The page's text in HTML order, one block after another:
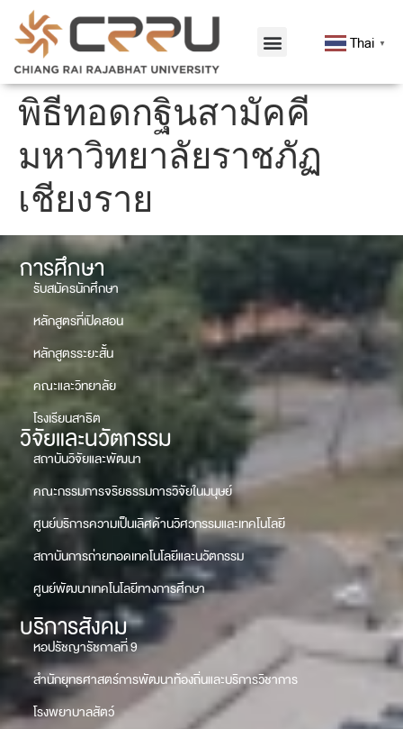
Thai ▼
พิธีทอดกฐินสามัคคี
มหาวิทยาลัยราชภัฏ
เชียงราย
การศึกษา
รับสมัครนักศึกษา
หลักสูตรที่เปิดสอน
หลักสูตรระยะสั้น
คณะและวิทยาลัย
โรงเรียนสาธิต
วิจัยและนวัตกรรม
สถาบันวิจัยและพัฒนา
คณะกรรมการจริยธรรมการวิจัยในมนุษย์
ศูนย์บริการความเป็นเลิศด้านวิศวกรรมและเทคโนโลยี
สถาบันการถ่ายทอดเทคโนโลยีและนวัตกรรม
ศูนย์พัฒนาเทคโนโลยีทางการศึกษา
บริการสังคม
หอปรัชญารัชกาลที่ 9
สำนักยุทธศาสตร์การพัฒนาท้องถิ่นและบริการวิชาการ
โรงพยาบาลสัตว์